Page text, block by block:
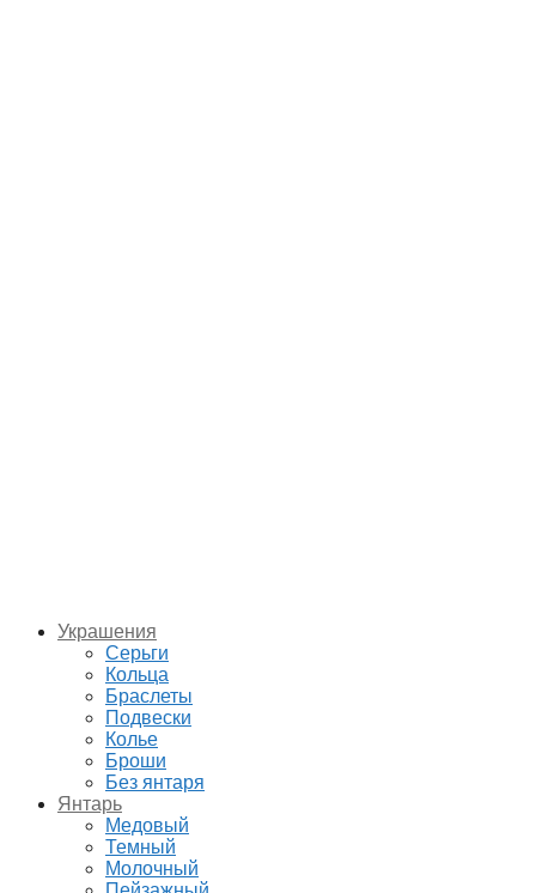
Украшения
Серьги
Кольца
Браслеты
Подвески
Колье
Броши
Без янтаря
Янтарь
Медовый
Темный
Молочный